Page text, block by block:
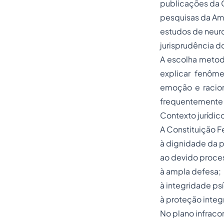
publicações da
pesquisas da
estudos de
jurisprudência
A escolha
explicar
emoção e
frequentemente
Contexto
A Constituição
à dignidade da
ao devido
à ampla defesa;
à integridade
à proteção
No plano